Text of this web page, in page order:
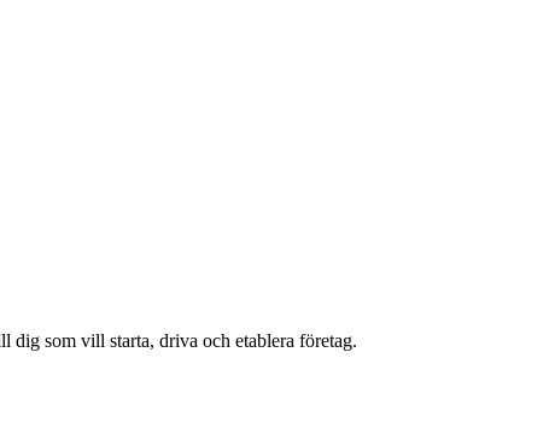
som vill starta, driva och etablera företag.